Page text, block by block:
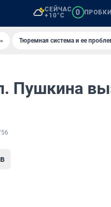
СЕЙЧАС
+10°C
0 ПРОБКИ
Тюремная система и ее
Пушкина